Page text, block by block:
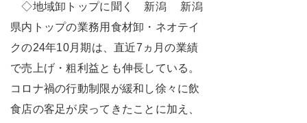
◇地域卸トップに聞く 新潟 新潟
県内トップの業務用食材卸・ネオテイ
クの24年10月期は、直近7ヵ月の業績
で売上げ・粗利益とも伸長している。
コロナ禍の行動制限が緩和し徐々に飲
食店の客足が戻ってきたことに加え、